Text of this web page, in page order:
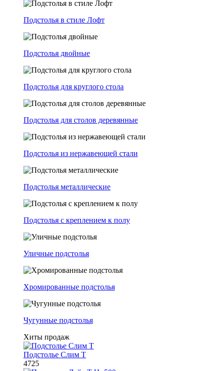
Подстолья в стиле Лофт
Подстолья двойные
Подстолья для круглого стола
Подстолья для столов деревянные
Подстолья из нержавеющей стали
Подстолья металлические
Подстолья с креплением к полу
Уличные подстолья
Хромированные подстолья
Чугунные подстолья
Хиты продаж
Подстолье Слим Т
4725